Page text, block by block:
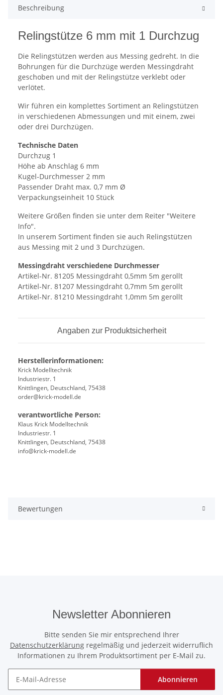
Beschreibung
Relingstütze 6 mm mit 1 Durchzug
Die Relingstützen werden aus Messing gedreht. In die
Bohrungen für die Durchzüge werden Messingdraht
geschoben und mit der Relingstütze verklebt oder
verlötet.
Wir führen ein komplettes Sortiment an Relingstützen
in verschiedenen Abmessungen und mit einem, zwei
oder drei Durchzügen.
Technische Daten
Durchzug 1
Höhe ab Anschlag 6 mm
Kugel-Durchmesser 2 mm
Passender Draht max. 0,7 mm Ø
Verpackungseinheit 10 Stück
Weitere Größen finden sie unter dem Reiter "Weitere
Info".
In unserem Sortiment finden sie auch Relingstützen
aus Messing mit 2 und 3 Durchzügen.
Messingdraht verschiedene Durchmesser
Artikel-Nr. 81205 Messingdraht 0,5mm 5m gerollt
Artikel-Nr. 81207 Messingdraht 0,7mm 5m gerollt
Artikel-Nr. 81210 Messingdraht 1,0mm 5m gerollt
Angaben zur Produktsicherheit
Herstellerinformationen:
Krick Modelltechnik
Industriestr. 1
Knittlingen, Deutschland, 75438
order@krick-modell.de
verantwortliche Person:
Klaus Krick Modelltechnik
Industriestr. 1
Knittlingen, Deutschland, 75438
info@krick-modell.de
Bewertungen
Newsletter Abonnieren
Bitte senden Sie mir entsprechend Ihrer
Datenschutzerklärung regelmäßig und jederzeit widerruflich
Informationen zu Ihrem Produktsortiment per E-Mail zu.
Abonnieren